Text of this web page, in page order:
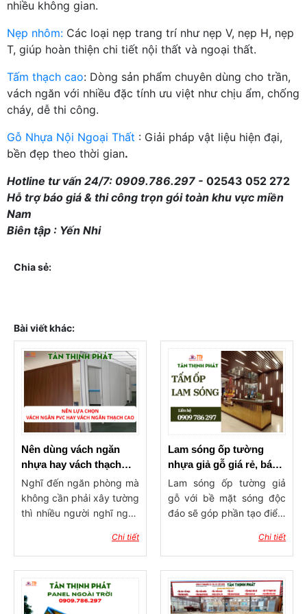
nhiều không gian.
Nẹp nhôm: Các loại nẹp trang trí như nẹp V, nẹp H, nẹp
T, giúp hoàn thiện chi tiết nội thất và ngoại thất.
Tấm thạch cao: Dòng sản phẩm chuyên dùng cho trần,
vách ngăn với nhiều đặc tính ưu việt như chịu ẩm, chống
cháy, dễ thi công.
Gỗ Nhựa Nội Ngoại Thất : Giải pháp vật liệu hiện đại,
bền đẹp theo thời gian.
Hotline tư vấn 24/7: 0909.786.297 - 02543 052 272
Hỗ trợ báo giá & thi công trọn gói toàn khu vực miền
Nam
Biên tập : Yến Nhi
Chia sẻ:
Bài viết khác:
Nên dùng vách ngăn
nhựa hay vách thạch
cao ngăn phòng?
Nghĩ đến ngăn phòng mà
không cần phải xây tường
thì nhiều người nghĩ ngay
biến hiện nay đó là vách
ngăn nhựa và vách thạch
cao. Vậy nên dùng vách
ngăn nhựa hay vách
thạch cao ngăn phòng?
Chi tiết
Lam sóng ốp tường
nhựa giả gỗ giá rẻ, báo
giá lam ốp tường, trần
Lam sóng ốp tường giả
gỗ với bề mặt sóng độc
đáo sẽ góp phần tạo điểm
trình xây dựng. Sản phẩm
có tính ứng dụng rộng rãi,
được dùng trong trang trí
ốp tường, ốp trần với ưu
điểm độ bền cao, khả
Chi tiết